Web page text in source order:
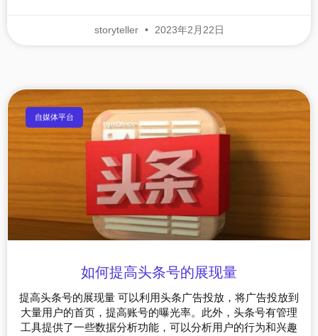
storyteller 2023年2月22日
自媒体平台
如何提高头条号的展现量
提高头条号的展现量 可以利用头条广告投放，将广告投放到
大量用户的首页，提高账号的曝光率。此外，头条号有管理
工具提供了一些数据分析功能，可以分析用户的行为和兴趣